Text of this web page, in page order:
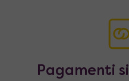
Pagamenti